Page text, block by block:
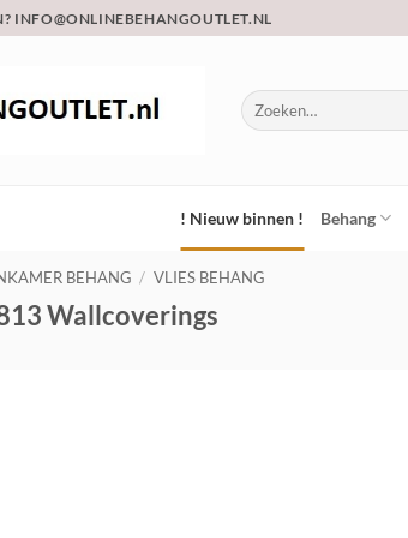
INFO@ONLINEBEHANGOUTLET.NL
Zoeken
naar:
! Nieuw binnen ! Behang
BEHANG / VLIES BEHANG
Wallcoverings